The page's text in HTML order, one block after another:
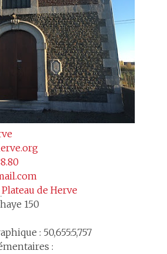
Plateau de Herve
150
: 50,655:5,757
: